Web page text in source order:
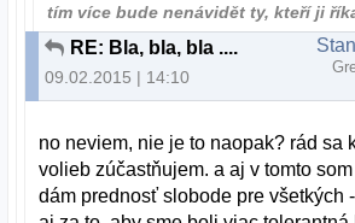
tím více bude nenávidět ty, kteří ji
RE: Bla, bla, bla ....
09.02.2015 | 14:10
no neviem, nie je to naopak? rád sa
volieb zúčastňujem. a aj v tomto
dám prednosť slobode pre všetkých